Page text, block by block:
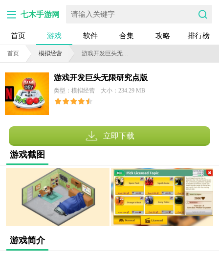
七木手游网
首页 游戏 软件 合集 攻略 排行榜
首页 模拟经营 游戏开发巨头无限研究点版
游戏开发巨头无限研究点版
类型：模拟经营 大小：234.29 MB
立即下载
游戏截图
游戏简介